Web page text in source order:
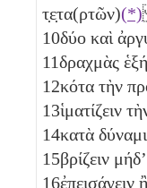
τ̣ε̣τα(ρτῶν)(*)
10δύο καὶ
11δραχμὰς
12κότα τὴν
13ἱματίζειν
14κατὰ
15βρίζειν
16ἐπεισάγειν